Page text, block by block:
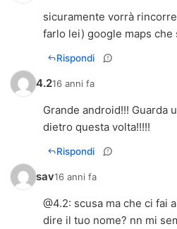
sicuramente vorrà
farlo lei) google maps
Rispondi
4.216 anni fa
Grande android!!! Guarda
dietro questa volta!!!!!
Rispondi
sav16 anni fa
@4.2: scusa ma che ci fai
dire il tuo nome? nn mi